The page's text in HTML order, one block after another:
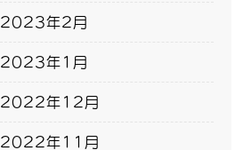
2023年2月
2023年1月
2022年12月
2022年11月